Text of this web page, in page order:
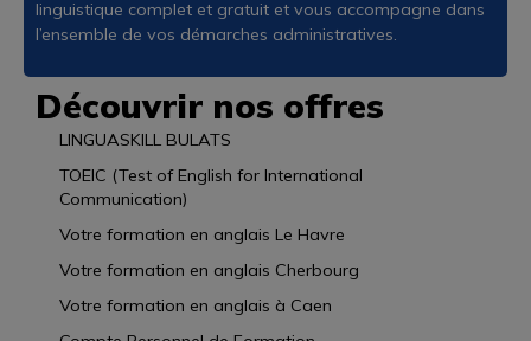
linguistique complet et gratuit et vous accompagne dans
l’ensemble de vos démarches administratives.
Découvrir nos offres
LINGUASKILL BULATS
TOEIC (Test of English for International
Communication)
Votre formation en anglais Le Havre
Votre formation en anglais Cherbourg
Votre formation en anglais à Caen